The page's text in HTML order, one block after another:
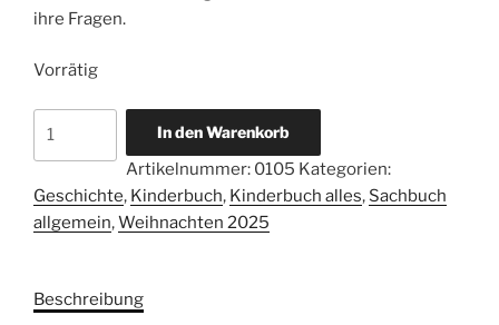
ihre Fragen.
Vorrätig
Ägypten.
Menge
In den Warenkorb
Artikelnummer: 0105 Kategorien:
Geschichte, Kinderbuch, Kinderbuch alles, Sachbuch
allgemein,Weihnachten 2025
Beschreibung